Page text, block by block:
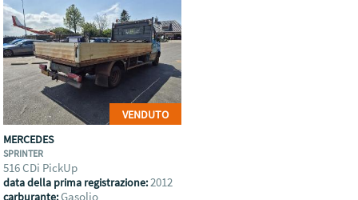
VENDUTO
MERCEDES
SPRINTER
516 CDi PickUp
data della prima registrazione:2012
carburante:Gasolio